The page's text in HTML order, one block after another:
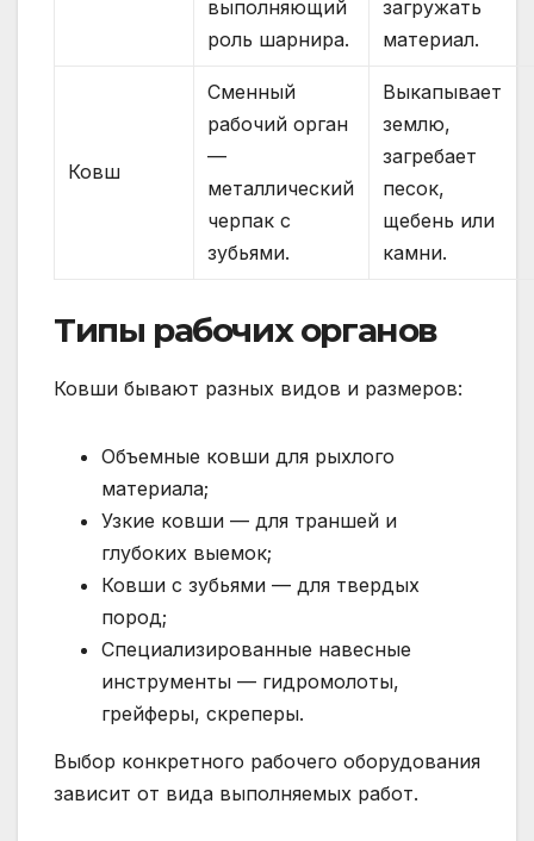
выполняющий
роль шарнира.
загружать
материал.
Ковш
Сменный
рабочий орган
—
металлический
черпак с
зубьями.
Выкапывает
землю,
загребает
песок,
щебень или
камни.
Типы рабочих органов
Ковши бывают разных видов и размеров:
Объемные ковши для рыхлого
материала;
Узкие ковши — для траншей и
глубоких выемок;
Ковши с зубьями — для твердых
пород;
Специализированные навесные
инструменты — гидромолоты,
грейферы, скреперы.
Выбор конкретного рабочего оборудования
зависит от вида выполняемых работ.